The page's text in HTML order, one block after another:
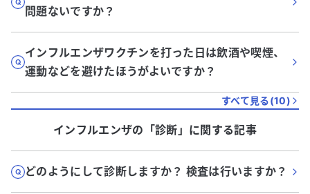
問題ないですか？
インフルエンザワクチンを打った日は飲酒や喫煙、
運動などを避けたほうがよいですか？
すべて見る(10)
インフルエンザの「診断 」に関する記事
どのようにして診断しますか？ 検査は行いますか？